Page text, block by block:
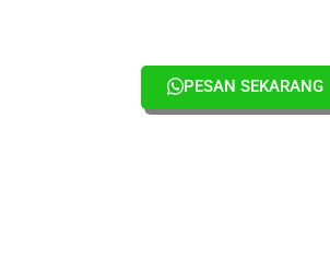
PESAN SEKARANG